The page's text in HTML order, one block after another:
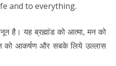
and to everything.
है। यह ब्रह्मांड को आत्मा, मन को
को आकर्षण और सबके लिये उल्लास